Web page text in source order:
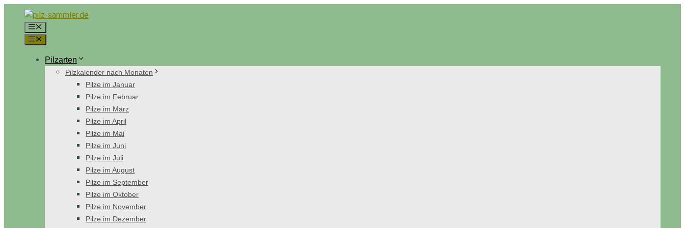
springen
Pilzarten
Pilzkalender nach Monaten
Pilze im Januar
Pilze im Februar
Pilze im März
Pilze im April
Pilze im Mai
Pilze im Juni
Pilze im Juli
Pilze im August
Pilze im September
Pilze im Oktober
Pilze im November
Pilze im Dezember